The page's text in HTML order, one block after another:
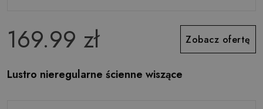
169.99 zł Zobacz ofertę
Lustro nieregularne ścienne wiszące